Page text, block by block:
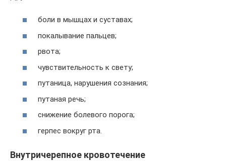
боли в мышцах и суставах;
покалывание пальцев;
рвота;
чувствительность к свету;
путаница, нарушения сознания;
путаная речь;
снижение болевого порога;
герпес вокруг рта.
Внутричерепное кровотечение